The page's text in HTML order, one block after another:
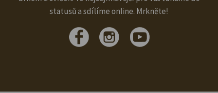
statusů a sdílíme online. Mrkněte!